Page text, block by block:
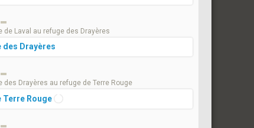
de Laval au refuge des Drayères
des Drayères
des Drayères au refuge de Terre Rouge
Terre Rouge